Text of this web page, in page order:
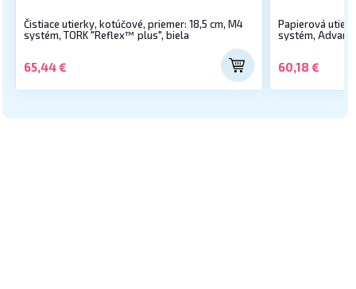
Čistiace utierky, kotúčové, priemer: 18,5 cm, M4
systém, TORK "Reflex™ plus", biela
65,44 €
Papierová
systém,
60,18 €